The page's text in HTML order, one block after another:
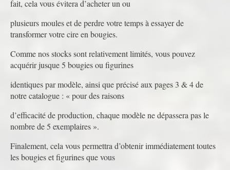
fait, cela vous évitera d’acheter un ou
plusieurs moules et de perdre votre temps à essayer de
transformer votre cire en bougies.
Comme nos stocks sont relativement limités, vous pouvez
acquérir jusque 5 bougies ou figurines
identiques par modèle, ainsi que précisé aux pages 3 & 4 de
notre catalogue : « pour des raisons
d’efficacité de production, chaque modèle ne dépassera pas le
nombre de 5 exemplaires ».
Finalement, cela vous permettra d’obtenir immédiatement toutes
les bougies et figurines que vous